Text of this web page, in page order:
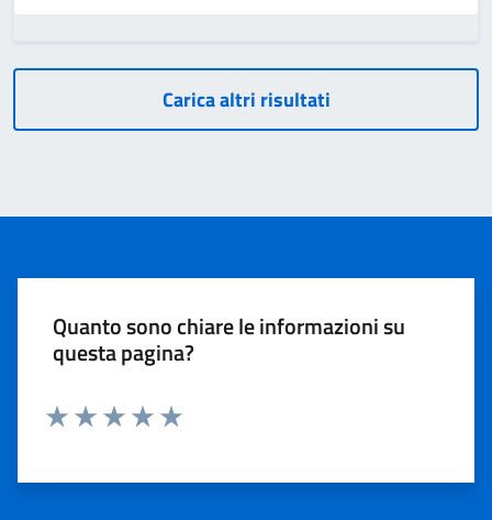
Carica altri risultati
Quanto sono chiare le informazioni su
questa pagina?